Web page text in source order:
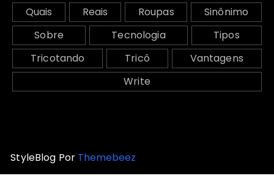
Quais
Reais Roupas
Sinônimo
Sobre
Tecnologia
Tipos
Tricotando
Tricô
Vantagens
Write
StyleBlog Por Themebeez